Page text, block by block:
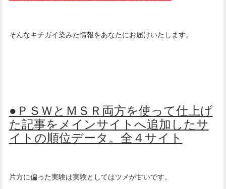
そんなキチガイ染みた情報をあなたにお届けいたします。
●ＰＳＷとＭＳＲ両方を使って仕上げ
た記事をメインサイトへ追加したサ
イトの順位データ。全４サイト
片方に偏った実験は実験としてはツメが甘いです。